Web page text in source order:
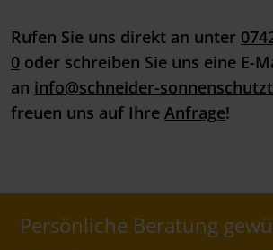
Rufen Sie uns direkt an unter
0 oder schreiben Sie uns eine E-
an info@schneider-
freuen uns auf Ihre Anfrage!
Persönliche Beratung